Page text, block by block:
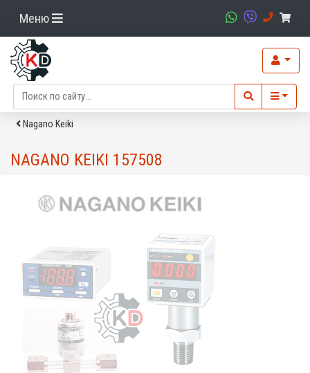
Меню
Nagano Keiki
NAGANO KEIKI 157508